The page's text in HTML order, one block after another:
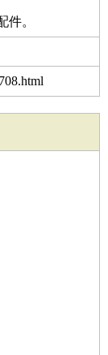
件。